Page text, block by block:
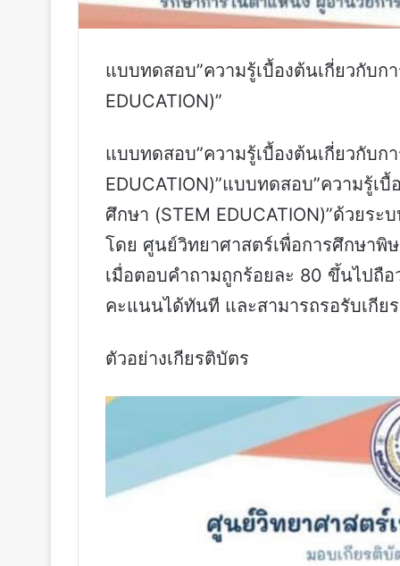
แบบทดสอบ”ความรู้เบื้องต้นเกี่ยวกับก
EDUCATION)”
แบบทดสอบ”ความรู้เบื้องต้นเกี่ยวกับก
EDUCATION)”แบบทดสอบ”ความรู้เ
ศึกษา (STEM EDUCATION)”ด้วยระ
โดย ศูนย์วิทยาศาสตร์เพื่อการศึกษาพิ
เมื่อตอบคำถามถูกร้อยละ 80 ขึ้นไปถื
คะแนนได้ทันที และสามารถรอรับเกีย
ตัวอย่างเกียรติบัตร